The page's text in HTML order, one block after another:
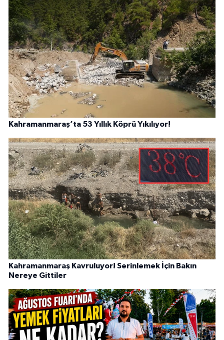
Kahramanmaraş’ta 53 Yıllık Köprü Yıkılıyor!
Kahramanmaraş Kavruluyor! Serinlemek İçin Bakın
Nereye Gittiler